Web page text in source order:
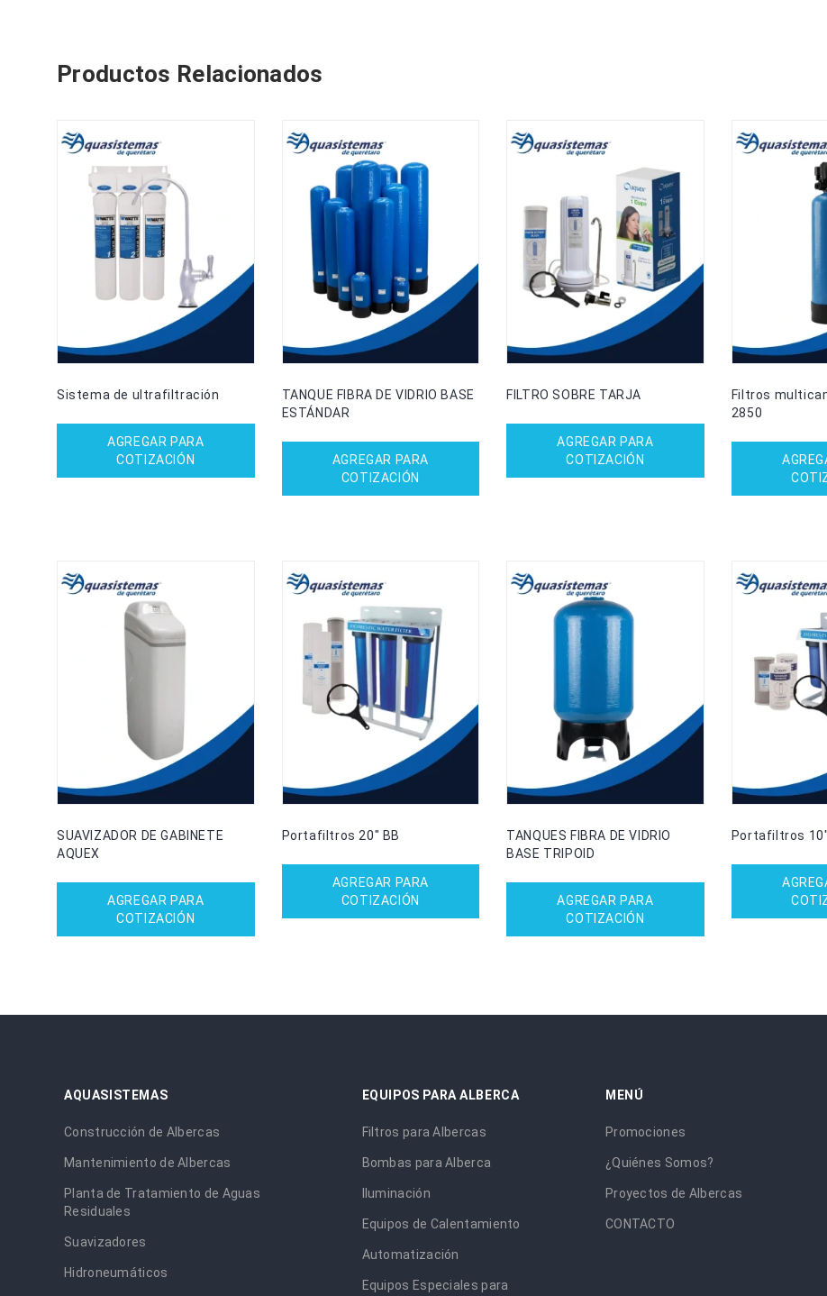
Productos Relacionados
Sistema de ultrafiltración
AGREGAR PARA
COTIZACIÓN
TANQUE FIBRA DE VIDRIO BASE
ESTÁNDAR
AGREGAR PARA
COTIZACIÓN
FILTRO SOBRE TARJA
AGREGAR PARA
COTIZACIÓN
Filtros
2850
SUAVIZADOR DE GABINETE
AQUEX
AGREGAR PARA
COTIZACIÓN
Portafiltros 20″ BB
AGREGAR PARA
COTIZACIÓN
TANQUES FIBRA DE VIDRIO
BASE TRIPOID
AGREGAR PARA
COTIZACIÓN
Portafiltros
AQUASISTEMAS
Construcción de Albercas
Mantenimiento de Albercas
Planta de Tratamiento de Aguas
Residuales
Suavizadores
Hidroneumáticos
EQUIPOS PARA ALBERCA
Filtros para Albercas
Bombas para Alberca
Iluminación
Equipos de Calentamiento
Automatización
Equipos Especiales para
MENÚ
Promociones
¿Quiénes Somos?
Proyectos de Albercas
CONTACTO